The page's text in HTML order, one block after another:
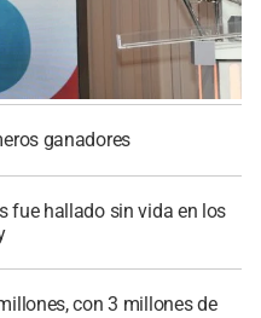
ganadores
fue hallado sin vida en los
con 3 millones de